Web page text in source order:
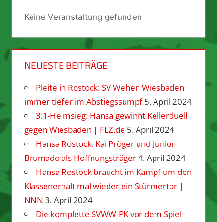
Keine Veranstaltung gefunden
NEUESTE BEITRÄGE
Pleite in Rostock: SV Wehen Wiesbaden
immer tiefer im Abstiegssumpf 5. April 2024
3:1-Heimsieg: Hansa gewinnt Kellerduell
gegen Wiesbaden | FLZ.de 5. April 2024
Hansa Rostock: Kai Pröger und Junior
Brumado als Hoffnungsträger4. April 2024
Hansa Rostock braucht im Kampf um den
Klassenerhalt mal wieder ein Stürmertor |
NNN 3. April 2024
Die komplette SVWW-PK vor dem Spiel